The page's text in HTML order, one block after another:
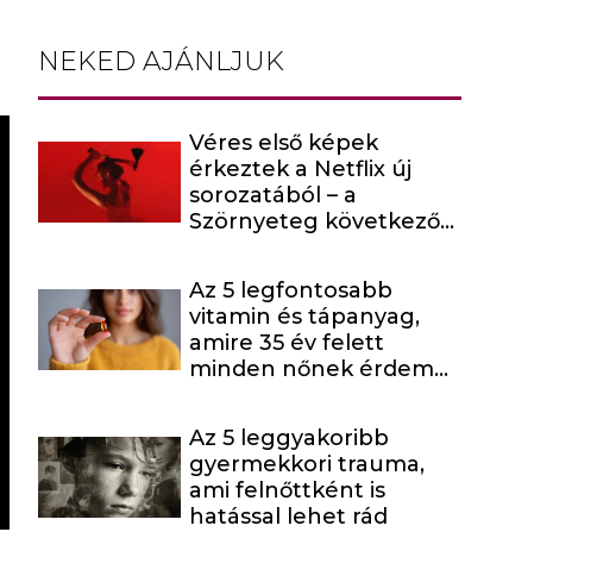
NEKED AJÁNLJUK
Véres első képek
érkeztek a Netflix új
sorozatából – a
Szörnyeteg következő
fel
Az 5 legfontosabb
vitamin és tápanyag,
amire 35 év felett
minden nőnek érdemes
Az 5 leggyakoribb
gyermekkori trauma,
ami felnőttként is
hatással lehet rád